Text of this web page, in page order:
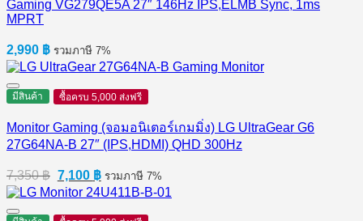
Gaming VG279QE5A 27″ 146Hz IPS,ELMB Sync, 1ms
MPRT
2,990 ฿ รวมภาษี 7%
มีสินค้า ซื้อครบ 5,000 ส่งฟรี
Monitor Gaming (จอมอนิเตอร์เกมมิ่ง) LG UltraGear G6
27G64NA-B 27″ (IPS,HDMI) QHD 300Hz
7,350฿ Original
price
was:
7,100 ฿Current
price
is:
รวมภาษี 7%